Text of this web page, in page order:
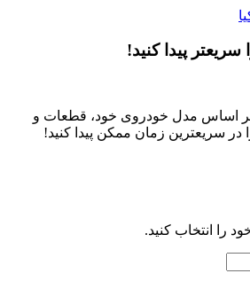
پیدا کنید!
بر اساس مدل خودروی خود، قطعات و
در سریعترین زمان ممکن پیدا کنید!
را انتخاب کنید.